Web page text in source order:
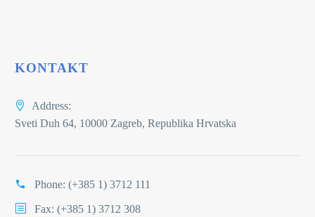
KONTAKT
Address:
Sveti Duh 64, 10000 Zagreb, Republika Hrvatska
Phone: (+385 1) 3712 111
Fax: (+385 1) 3712 308